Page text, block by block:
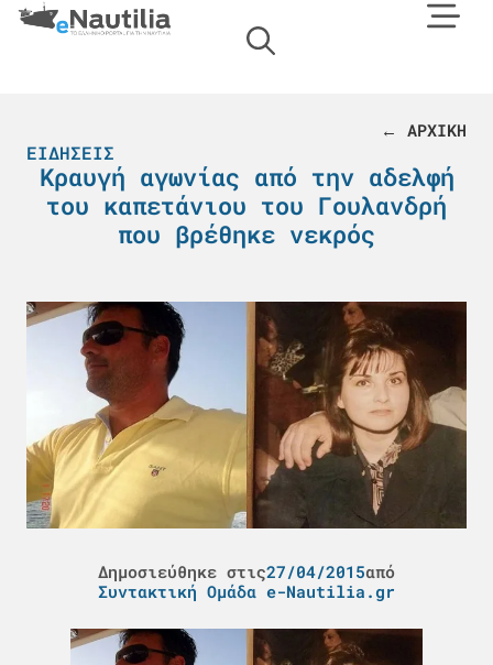
← ΑΡΧΙΚΗ
ΕΙΔΉΣΕΙΣ
Κραυγή αγωνίας από την αδελφή
του καπετάνιου του Γουλανδρή
που βρέθηκε νεκρός
Δημοσιεύθηκε στις27/04/2015από
Συντακτική Ομάδα e-Nautilia.gr